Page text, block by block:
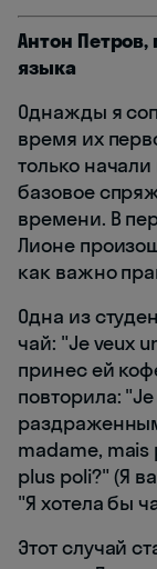
Антон Петров,
языка
Однажды я
время их
только
базовое
времени. В
Лионе
как важно
Одна из
чай: "Je veux
принес ей
повторила:
madame,
plus poli?" (Я
"Я хотела бы
Этот случай